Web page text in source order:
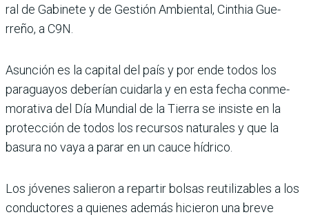
ral de Gabinete y de Gestión Ambiental, Cinthia Gue­
rreño, a C9N.
Asunción es la capital del país y por ende todos los
paraguayos deberían cui­darla y en esta fecha conme­
morativa del Día Mundial de la Tierra se insiste en la
pro­tección de todos los recur­sos naturales y que la
basura no vaya a parar en un cauce hídrico.
Los jóvenes salieron a repar­tir bolsas reutilizables a los
conductores a quienes ade­más hicieron una breve